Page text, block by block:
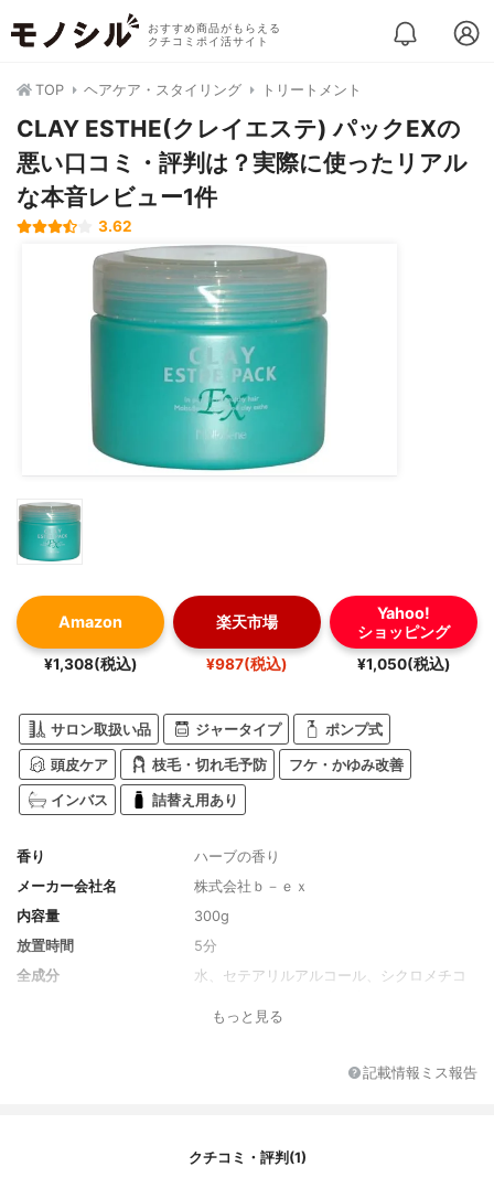
おすすめ商品がもらえる
クチコミポイ活サイト
TOP ヘアケア・スタイリング トリートメント
CLAY ESTHE(クレイエステ) パックEXの
悪い口コミ・評判は？実際に使ったリアル
な本音レビュー1件
3.62
Amazon
¥1,308(税込)
楽天市場
¥987(税込)
Yahoo!
ショッピング
¥1,050(税込)
サロン取扱い品 ジャータイプ ポンプ式
頭皮ケア 枝毛・切れ毛予防 フケ・かゆみ改善
インバス 詰替え用あり
香り
ハーブの香り
メーカー会社名
株式会社ｂ－ｅｘ
内容量
300g
放置時間
5分
全成分
水、セテアリルアルコール、シクロメチコ
コン、スクワラン、ステアリン酸グリセリ
ミチン酸レチノール、パンテノール、ロー
クサ葉エキス、フキタンポポエキス、ジア
もっと見る
記載情報ミス報告
クチコミ・評判(1)